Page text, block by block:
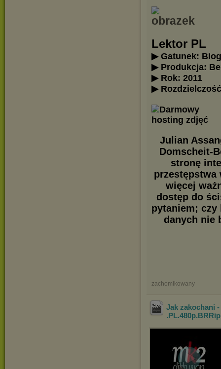
Lektor PL
▶ Gatunek:
▶ Produkcja:
▶ Rok: 2011
▶
Julian
Domscheit-
stronę
przestępstwa
więcej
dostęp do
pytaniem; czy
danych nie
zachomikowany
Jak zakochani